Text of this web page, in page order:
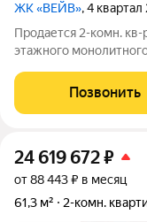
ЖК «ВЕЙВ», 4
Продается 2-комн.
этажного
ансамбль из семи
объединенных общим
Позвонить
24 619 672₽
от 88 443 ₽ в месяц
61,3 м²
2-комн.